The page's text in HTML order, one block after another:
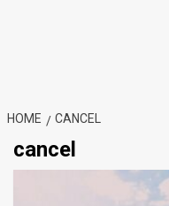
HOME CANCEL
cancel